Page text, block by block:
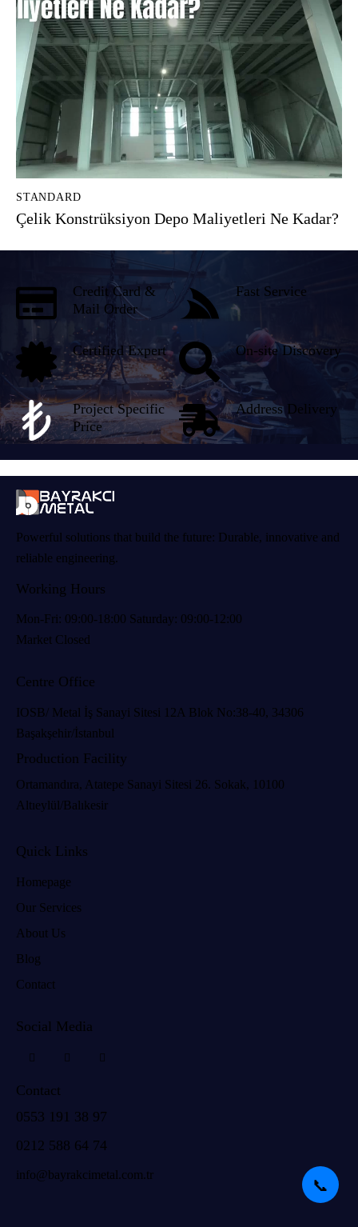
STANDARD
Çelik Konstrüksiyon Depo Maliyetleri Ne Kadar?
Credit Card &
Mail Order
Fast Service
Certified Expert On-site Discovery
Project Specific
Price
Address Delivery
📞
Powerful solutions that build the future: Durable, innovative and
reliable engineering.
Working Hours
Mon-Fri: 09:00-18:00 Saturday: 09:00-12:00
Market Closed
Centre Office
IOSB/ Metal İş Sanayi Sitesi 12A Blok No:38-40, 34306
Başakşehir/İstanbul
Production Facility
Ortamandıra, Atatepe Sanayi Sitesi 26. Sokak, 10100
Altıeylül/Balıkesir
Quick Links
Homepage
Our Services
About Us
Blog
Contact
Social Media
Contact
0553 191 38 97
0212 588 64 74
info@bayrakcimetal.com.tr